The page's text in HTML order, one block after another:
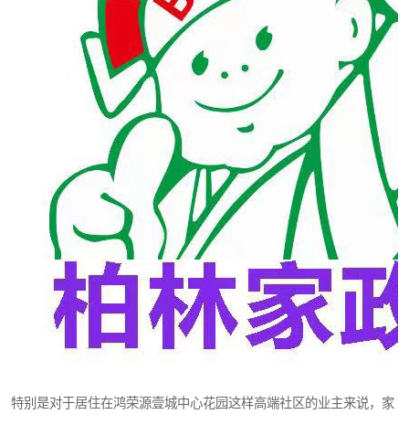
特别是对于居住在鸿荣源壹城中心花园这样高端社区的业主来说，家